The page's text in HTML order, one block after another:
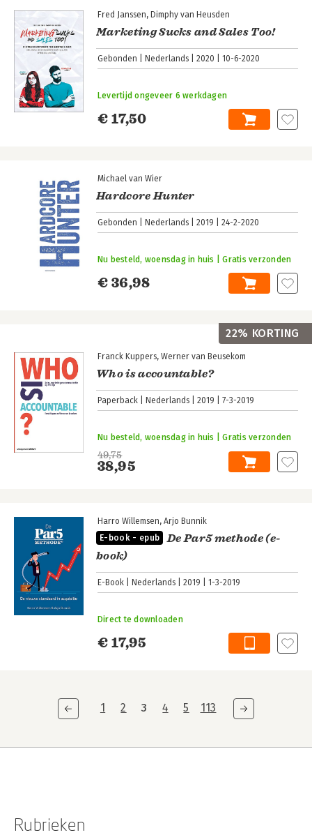
Fred Janssen Dimphy van Heusden
Marketing Sucks and Sales Too!
Gebonden Nederlands 2020 10-6-2020
€ 17,50
Levertijd ongeveer 6 werkdagen
Michael van Wier
Hardcore Hunter
Gebonden Nederlands 2019 24-2-2020
€ 36,98
Nu besteld, woensdag in huis | Gratis verzonden
Franck Kuppers Werner van Beusekom
Who is accountable?
Paperback Nederlands 2019 7-3-2019
49,75
38,95
Nu besteld, woensdag in huis | Gratis verzonden
22% KORTING
Harro Willemsen Arjo Bunnik
E-book - epub
De Par5 methode (e-
book)
E-Book Nederlands 2019 1-3-2019
€ 17,95
Direct te downloaden
1 2 3 4 5 113
Rubrieken